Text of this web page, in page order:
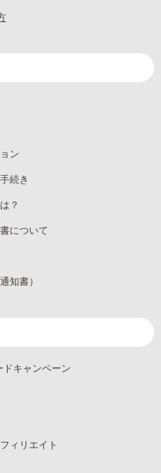
ン
続き
？
について
知書）
ドキャンペーン
ィリエイト